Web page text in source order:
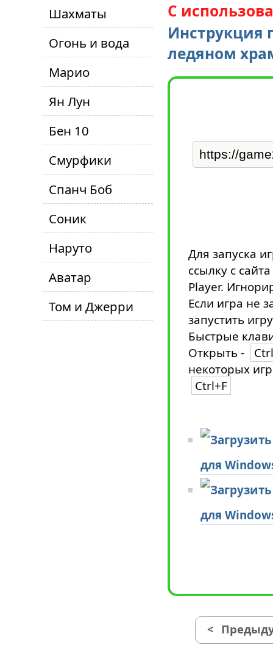
Шахматы
Огонь и вода
Марио
Ян Лун
Бен 10
Смурфики
Спанч Боб
Соник
Наруто
Аватар
Том и Джерри
С
Инструкция
ледяном
Для запуска
ссылку с
Player.
Если игра не
запустить
Быстрые
Открыть -
некоторых
Ctrl+F
для
для
<